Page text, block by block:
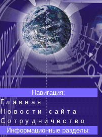
Навигация:
Главная
Новости сайта
Сотрудничество
Информационные разделы: